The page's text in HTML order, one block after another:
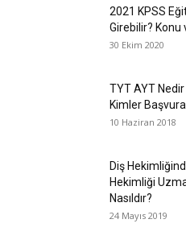
2021 KPSS
Girebilir? Konu
30 Ekim 2020
TYT AYT Nedir
Kimler
10 Haziran 2018
Diş
Hekimliği
Nasıldır?
24 Mayıs 2019